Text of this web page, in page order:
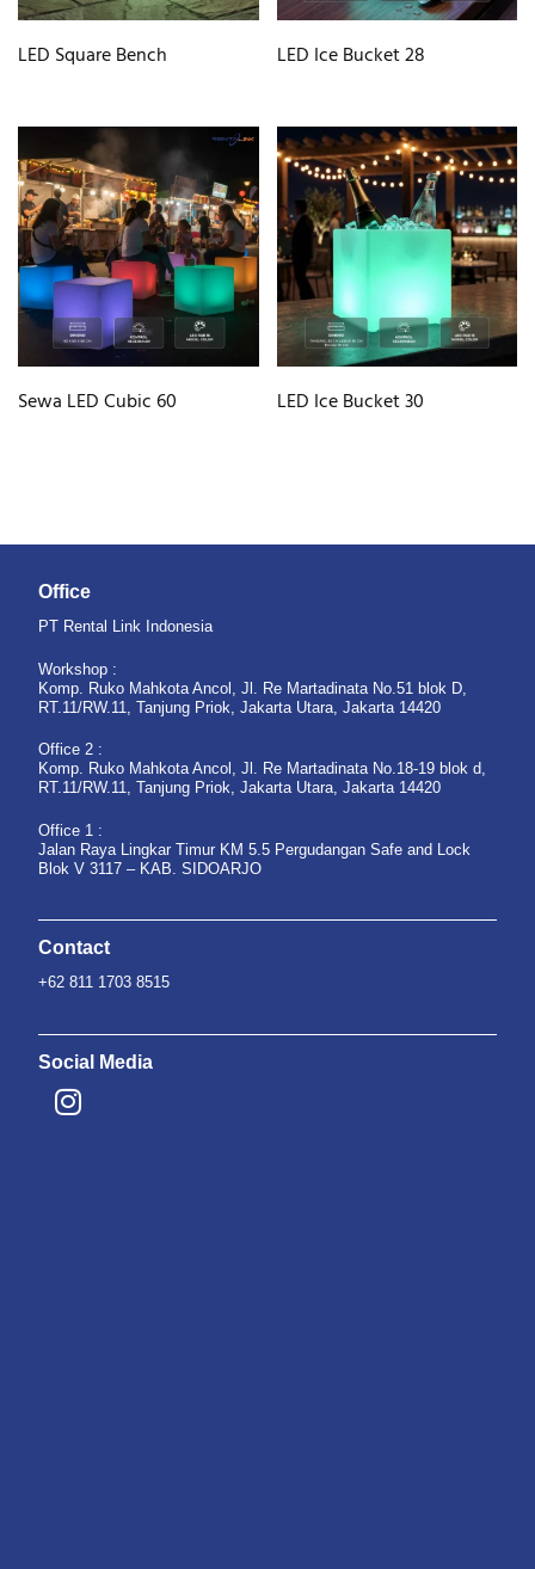
LED Square Bench LED Ice Bucket 28
Sewa LED Cubic 60 LED Ice Bucket 30
Office
PT Rental Link Indonesia
Workshop :
Komp. Ruko Mahkota Ancol, Jl. Re Martadinata No.51 blok D,
RT.11/RW.11, Tanjung Priok, Jakarta Utara, Jakarta 14420
Office 2 :
Komp. Ruko Mahkota Ancol, Jl. Re Martadinata No.18-19 blok d,
RT.11/RW.11, Tanjung Priok, Jakarta Utara, Jakarta 14420
Office 1 :
Jalan Raya Lingkar Timur KM 5.5 Pergudangan Safe and Lock
Blok V 3117 – KAB. SIDOARJO
Contact
+62 811 1703 8515
Social Media